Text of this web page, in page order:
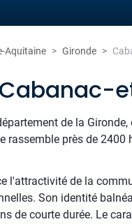
Aquitaine Gironde
de la
près de
l'attractivité de la
Son identité
de courte durée. Le